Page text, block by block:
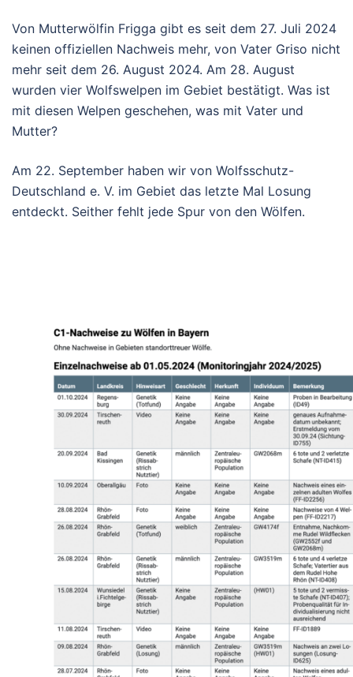
Von Mutterwölfin Frigga gibt es seit dem 27. Juli 2024
keinen offiziellen Nachweis mehr, von Vater Griso nicht
mehr seit dem 26. August 2024. Am 28. August
wurden vier Wolfswelpen im Gebiet bestätigt. Was ist
mit diesen Welpen geschehen, was mit Vater und
Mutter?
Am 22. September haben wir von Wolfsschutz-
Deutschland e. V. im Gebiet das letzte Mal Losung
entdeckt. Seither fehlt jede Spur von den Wölfen.